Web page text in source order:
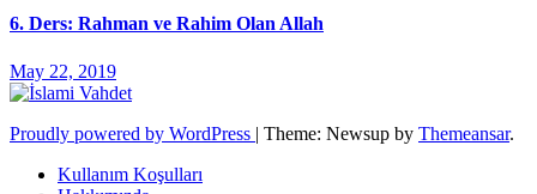
6. Ders: Rahman ve Rahim Olan Allah
May 22, 2019
Proudly powered by WordPress | Theme: Newsup by Themeansar.
Kullanım Koşulları